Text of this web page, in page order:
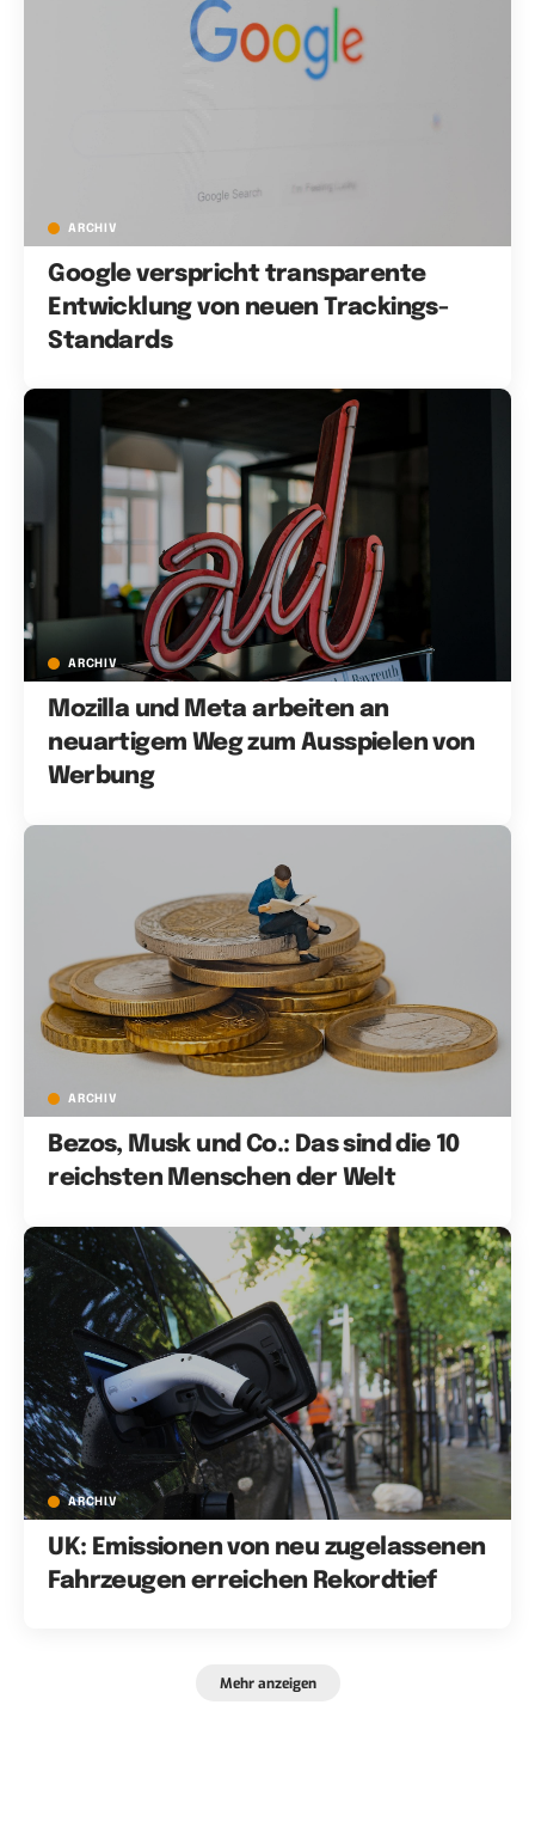
ARCHIV
Google verspricht transparente
Entwicklung von neuen Trackings-
Standards
ARCHIV
Mozilla und Meta arbeiten an
neuartigem Weg zum Ausspielen von
Werbung
ARCHIV
Bezos, Musk und Co.: Das sind die 10
reichsten Menschen der Welt
ARCHIV
UK: Emissionen von neu zugelassenen
Fahrzeugen erreichen Rekordtief
Mehr anzeigen